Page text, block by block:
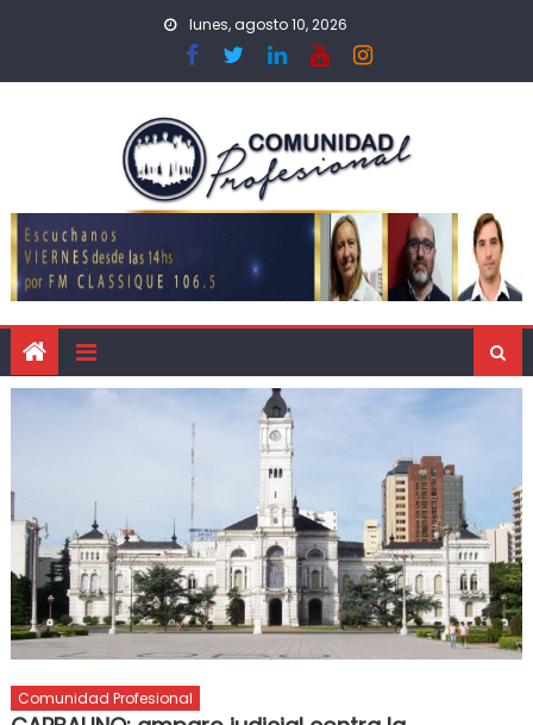
lunes, agosto 10, 2026
Comunidad Profesional